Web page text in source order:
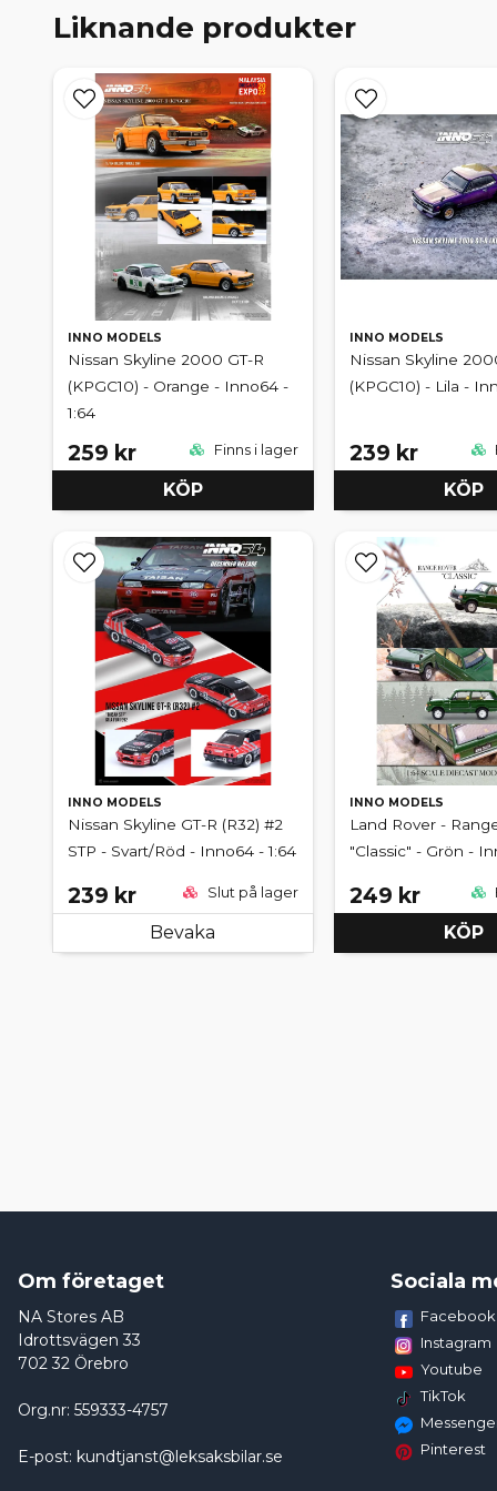
Liknande produkter
INNO MODELS
Nissan Skyline 2000 GT-R
(KPGC10) - Orange - Inno64 -
1:64
259 kr Finns i lager
KÖP
INNO MODELS
Nissan Skyline
(KPGC10) - Lila -
239 kr
KÖP
INNO MODELS
Nissan Skyline GT-R (R32) #2
STP - Svart/Röd - Inno64 - 1:64
239 kr Slut på lager
Bevaka
INNO MODELS
Land Rover -
"Classic" - Grön -
249 kr
KÖP
Om företaget
NA Stores AB
Idrottsvägen 33
702 32 Örebro
Org.nr: 559333-4757
E-post: kundtjanst@leksaksbilar.se
Sociala
Facebook
Instagram
Youtube
TikTok
Pinterest